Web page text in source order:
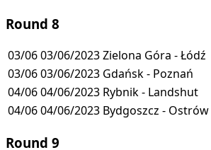
Round 8
03/0603/06/2023Zielona Góra - Łódź
03/0603/06/2023 Gdańsk - Poznań
04/0604/06/2023 Rybnik - Landshut
04/0604/06/2023 Bydgoszcz - Ostrów
Round 9